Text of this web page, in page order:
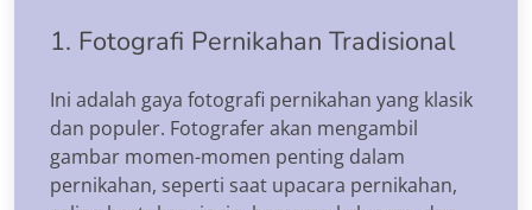
1. Fotografi Pernikahan Tradisional
Ini adalah gaya fotografi pernikahan yang klasik
dan populer. Fotografer akan mengambil
gambar momen-momen penting dalam
pernikahan, seperti saat upacara pernikahan,